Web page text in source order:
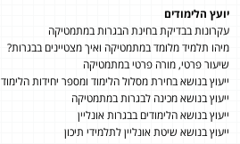
יועץ הלימודים
עקרונות בבדיקת בחינת הבגרות במתמטיקה
מיהו תלמיד מלומד במתמטיקה ואיך מצטיינים בבגרות?
שיעור פרטי, מורה פרטי במתמטיקה
ייעוץ בנושא בחירת מסלול הלימוד ומספר יחידות הלימוד
ייעוץ בנושא מכינה לבגרות במתמטיקה
ייעוץ בנושא הלימודים בבגרות אונליין
ייעוץ בנושא שיטת אונליין לתלמידי תיכון